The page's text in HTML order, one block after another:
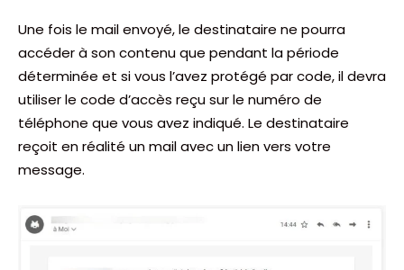
Une fois le mail envoyé, le destinataire ne pourra
accéder à son contenu que pendant la période
déterminée et si vous l’avez protégé par code, il devra
utiliser le code d’accès reçu sur le numéro de
téléphone que vous avez indiqué. Le destinataire
reçoit en réalité un mail avec un lien vers votre
message.